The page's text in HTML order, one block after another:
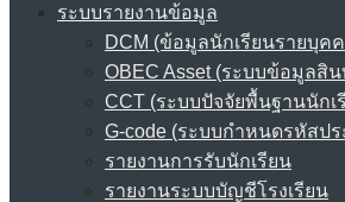
ระบบรายงานข้อมูล
DCM (ข้อมูลนักเรียนรายบุค
OBEC Asset (ระบบข้อมูลสิ
CCT (ระบบปัจจัยพื้นฐานนักเ
G-code (ระบบกำหนดรหัสปร
รายงานการรับนักเรียน
รายงานระบบบัญชีโรงเรียน